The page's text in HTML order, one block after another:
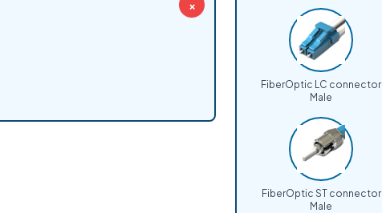
×
FiberOptic LC connector
Male
FiberOptic ST connector
Male